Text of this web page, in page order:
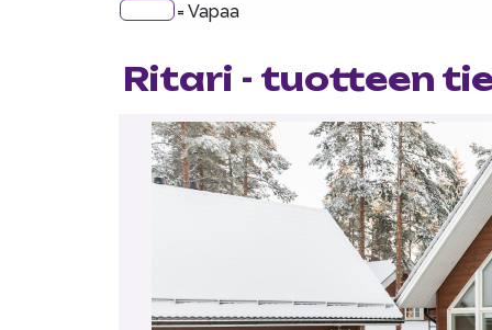
= Vapaa
Ritari - tuotteen